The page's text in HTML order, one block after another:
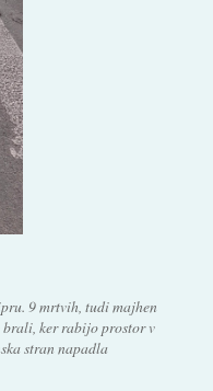
9 mrtvih, tudi majhen
brali, ker rabijo prostor v
stran napadla